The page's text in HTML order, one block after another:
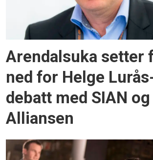
Arendalsuka setter
ned for Helge
debatt med SIAN og
Alliansen